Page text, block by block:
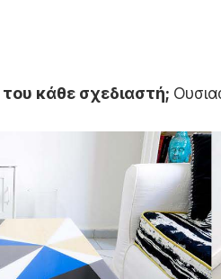
του κάθε σχεδιαστή;